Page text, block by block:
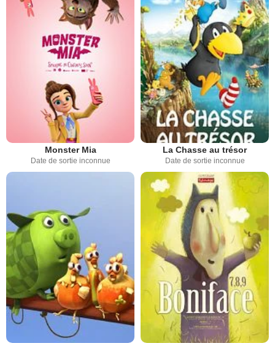
Monster Mia
Date de sortie inconnue
La Chasse au trésor
Date de sortie inconnue